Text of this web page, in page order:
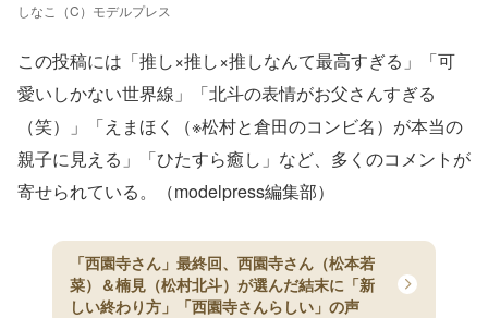
しなこ（C）モデルプレス
この投稿には「推し×推し×推しなんて最高すぎる」「可
愛いしかない世界線」「北斗の表情がお父さんすぎる
（笑）」「えまほく（※松村と倉田のコンビ名）が本当の
親子に見える」「ひたすら癒し」など、多くのコメントが
寄せられている。（modelpress編集部）
「西園寺さん」最終回、西園寺さん（松本若
菜）＆楠見（松村北斗）が選んだ結末に「新
しい終わり方」「西園寺さんらしい」の声